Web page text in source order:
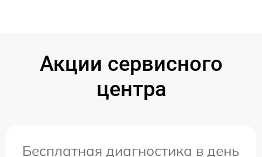
Акции сервисного
центра
Бесплатная диагностика в день